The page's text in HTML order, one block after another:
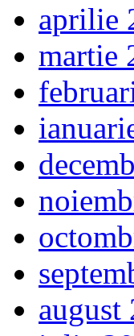
aprilie
martie
august